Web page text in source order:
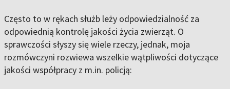
Często to w rękach służb leży odpowiedzialność za
odpowiednią kontrolę jakości życia zwierząt. O
sprawczości słyszy się wiele rzeczy, jednak, moja
rozmówczyni rozwiewa wszelkie wątpliwości dotyczące
jakości współpracy z m.in. policją: